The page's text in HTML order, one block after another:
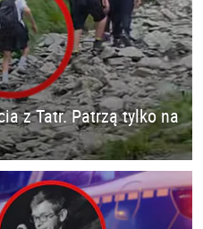
z Tatr. Patrzą tylko na